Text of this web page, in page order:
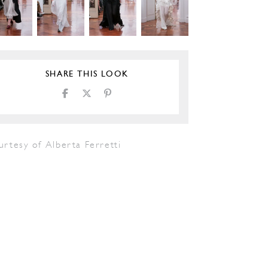
SHARE THIS LOOK
of Alberta Ferretti